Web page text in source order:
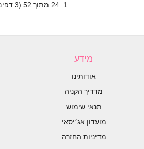
1..24 מתוך 52 (3 דפים)
מידע
אודותינו
מדריך הקניה
תנאי שימוש
מועדון אג׳יסאי
מדיניות החזרה